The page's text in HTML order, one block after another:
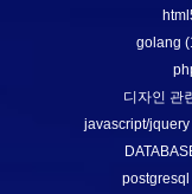
golang
디자인 관
javascript/jquery
postgresql